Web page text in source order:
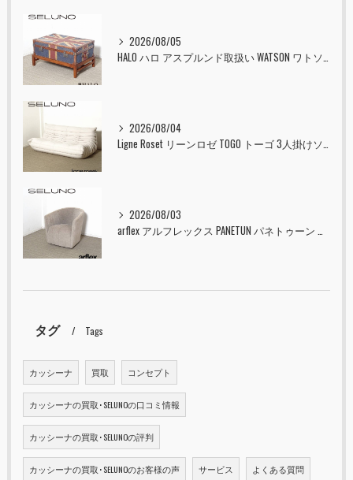
2026/08/05
2026/08/04
2026/08/03
タグ Tags
カッシーナ 買取 コンセプト
カッシーナの買取･SELUNOの口コミ情報
カッシーナの買取･SELUNOの評判
カッシーナの買取･SELUNOのお客様の声 サービス よくある質問